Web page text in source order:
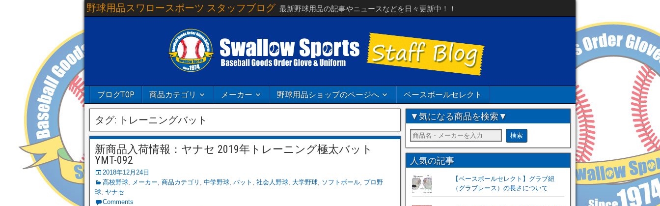
野球用品スワロースポーツ スタッフブログ 最新野球用品の記事やニュースなどを日々更新中！！
ブログTOP 商品カテゴリ メーカー 野球用品ショップのページへ ベースボールセレクト
タグ: トレーニングバット
新商品入荷情報：ヤナセ 2019年トレーニング極太バット
YMT-092
2018年12月24日
高校野球, メーカー, 商品カテゴリ , 中学野球, バット , 社会人野球, 大学野球, ソフトボール, プロ野
球, ヤナセ
Comments
▼気になる商品を検索▼
人気の記事
【ベースボールセレクト】グラブ紐
（グラブレース）の長さについて